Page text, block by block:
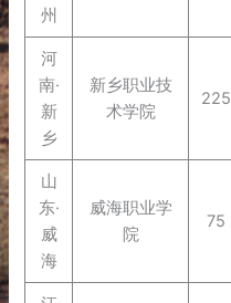
州
河
南·
新
乡
新乡职业技
术学院
225
山
东·
威
海
威海职业学
院
75